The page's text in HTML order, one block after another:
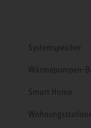
Systemspeicher
Wärmepumpen-
Smart Home